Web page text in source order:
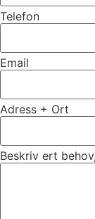
Telefon
Email
Adress + Ort
Beskriv ert